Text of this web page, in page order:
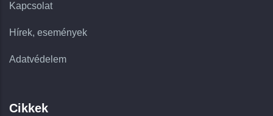
Kapcsolat
Hírek, események
Adatvédelem
Cikkek